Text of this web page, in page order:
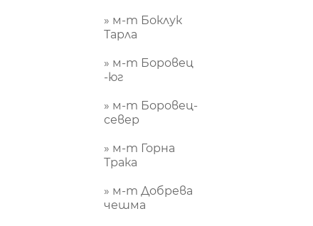
» м-т Боклук
Тарла
» м-т Боровец
-юг
» м-т Боровец-
север
» м-т Горна
Трака
» м-т Добрева
чешма